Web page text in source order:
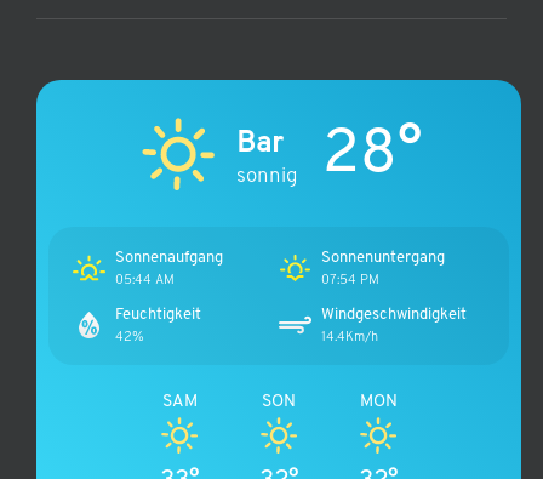
Bar
sonnig 28°
Sonnenaufgang
05:44 AM
Sonnenuntergang
07:54 PM
Feuchtigkeit
42%
Windgeschwindigkeit
14.4Km/h
SAM SON MON